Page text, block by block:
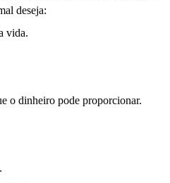
deseja:
vida.
o dinheiro pode proporcionar.